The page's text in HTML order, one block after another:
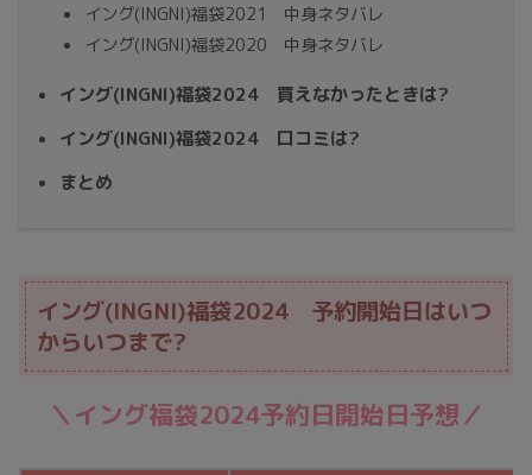
イング(INGNI)福袋2021 中身ネタバレ
イング(INGNI)福袋2020 中身ネタバレ
イング(INGNI)福袋2024 買えなかったときは?
イング(INGNI)福袋2024 口コミは?
まとめ
イング(INGNI)福袋2024 予約開始日はいつ
からいつまで?
＼イング福袋2024予約日開始日予想／